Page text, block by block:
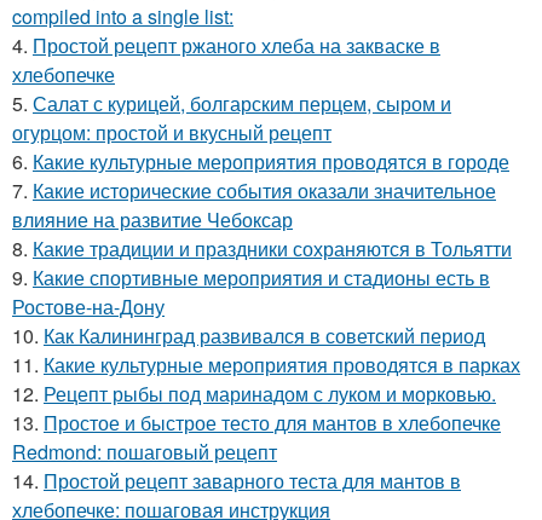
compiled into a single list:
4. Простой рецепт ржаного хлеба на закваске в
хлебопечке
5. Салат с курицей, болгарским перцем, сыром и
огурцом: простой и вкусный рецепт
6. Какие культурные мероприятия проводятся в городе
7. Какие исторические события оказали значительное
влияние на развитие Чебоксар
8. Какие традиции и праздники сохраняются в Тольятти
9. Какие спортивные мероприятия и стадионы есть в
Ростове-на-Дону
10. Как Калининград развивался в советский период
11. Какие культурные мероприятия проводятся в парках
12. Рецепт рыбы под маринадом с луком и морковью.
13. Простое и быстрое тесто для мантов в хлебопечке
Redmond: пошаговый рецепт
14. Простой рецепт заварного теста для мантов в
хлебопечке: пошаговая инструкция